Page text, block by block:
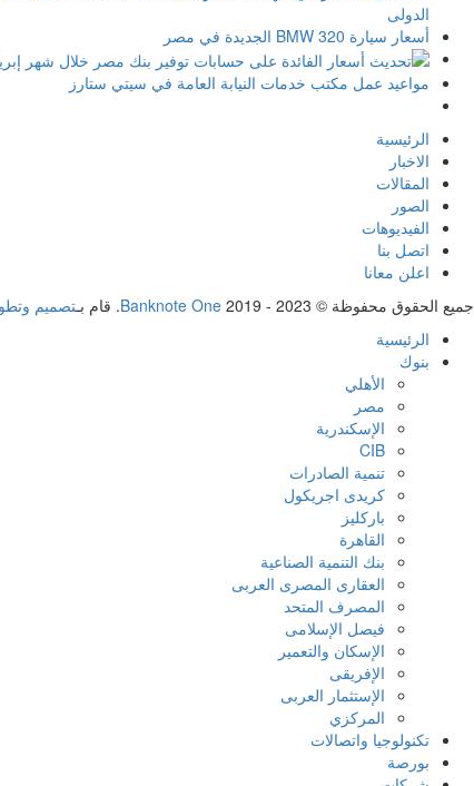
الدولى
أسعار سيارة BMW 320 الجديدة في مصر
مواعيد عمل مكتب خدمات النيابة العامة في سيتي ستارز
الرئيسية
الاخبار
المقالات
الصور
الفيديوهات
اتصل بنا
اعلن معانا
جميع الحقوق محفوظة ©
Banknote One 2019 - 2023. قام بـ
تصميم
الرئيسية
بنوك
الأهلي
مصر
الإسكندرية
CIB
تنمية الصادرات
كريدى اجريكول
باركليز
القاهرة
بنك التنمية الصناعية
العقارى المصرى العربى
المصرف المتحد
فيصل الإسلامى
الإسكان والتعمير
الإفريقى
الإستثمار العربى
المركزي
تكنولوجيا واتصالات
بورصة